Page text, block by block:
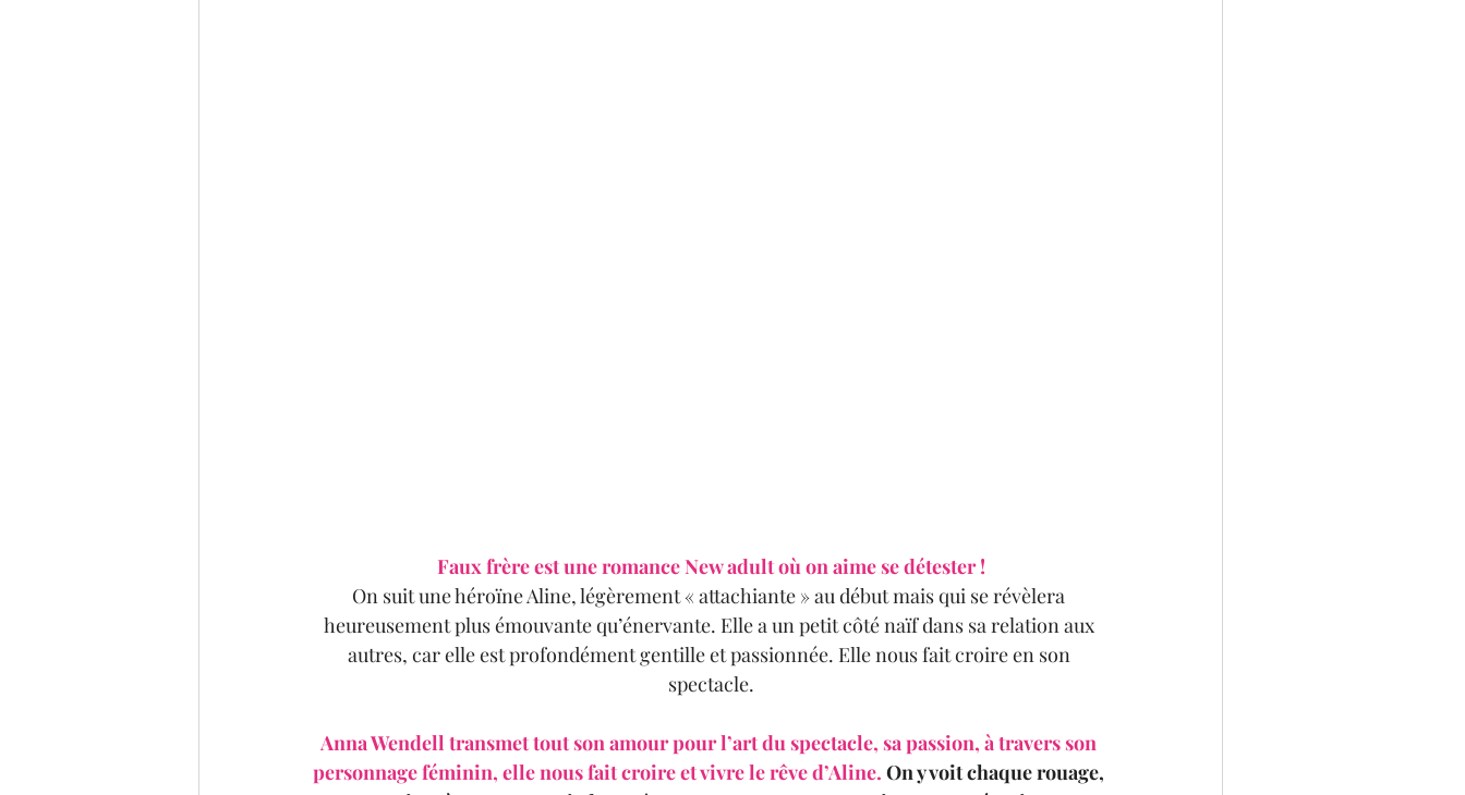
Faux frère est une romance New adult où on aime se détester !
On suit une héroïne Aline, légèrement « attachiante » au début mais qui se révèlera
heureusement plus émouvante qu’énervante. Elle a un petit côté naïf dans sa relation aux
autres, car elle est profondément gentille et passionnée. Elle nous fait croire en son
spectacle.
Anna Wendell transmet tout son amour pour l’art du spectacle, sa passion, à travers son
personnage féminin, elle nous fait croire et vivre le rêve d’Aline. On y voit chaque rouage,